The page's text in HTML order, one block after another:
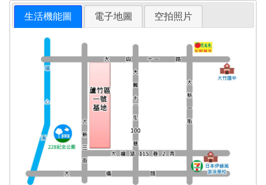
生活機能圖 電子地圖 空拍照片